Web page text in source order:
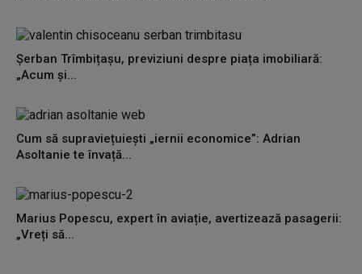
Șerban Trîmbițașu, previziuni despre piața imobiliară:
„Acum și...
Cum să supraviețuiești „iernii economice”: Adrian
Asoltanie te învață...
Marius Popescu, expert în aviație, avertizează pasagerii:
„Vreți să...